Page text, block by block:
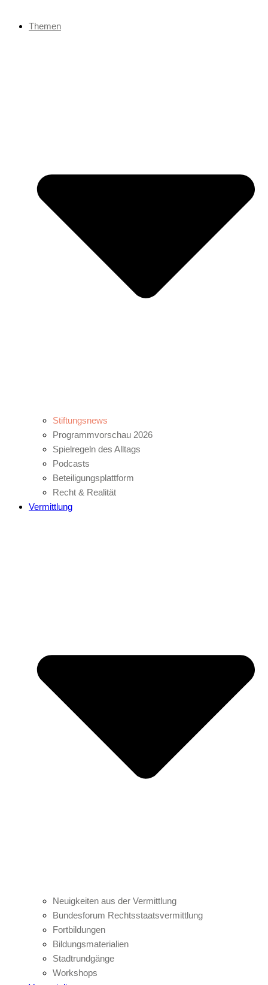
Themen
Stiftungsnews
Programmvorschau 2026
Spielregeln des Alltags
Podcasts
Beteiligungsplattform
Recht & Realität
Vermittlung
Neuigkeiten aus der Vermittlung
Bundesforum Rechtsstaatsvermittlung
Fortbildungen
Bildungsmaterialien
Stadtrundgänge
Workshops